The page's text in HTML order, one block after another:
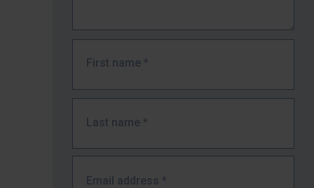
First name *
Last name *
Email address *